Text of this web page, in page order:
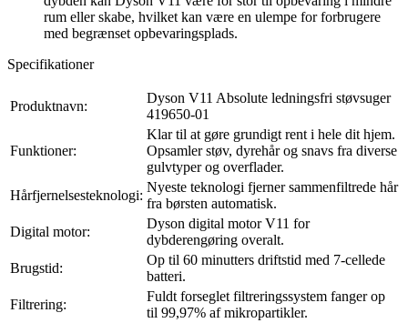
rum eller skabe, hvilket kan være en ulempe for forbrugere
med begrænset opbevaringsplads.
Specifikationer
Produktnavn:
Dyson V11 Absolute ledningsfri støvsuger
419650-01
Funktioner:
Klar til at gøre grundigt rent i hele dit hjem.
Opsamler støv, dyrehår og snavs fra diverse
gulvtyper og overflader.
Hårfjernelsesteknologi:
Nyeste teknologi fjerner sammenfiltrede hår
fra børsten automatisk.
Digital motor:
Dyson digital motor V11 for
dybderengøring overalt.
Brugstid:
Op til 60 minutters driftstid med 7-cellede
batteri.
Filtrering:
Fuldt forseglet filtreringssystem fanger op
til 99,97% af mikropartikler.